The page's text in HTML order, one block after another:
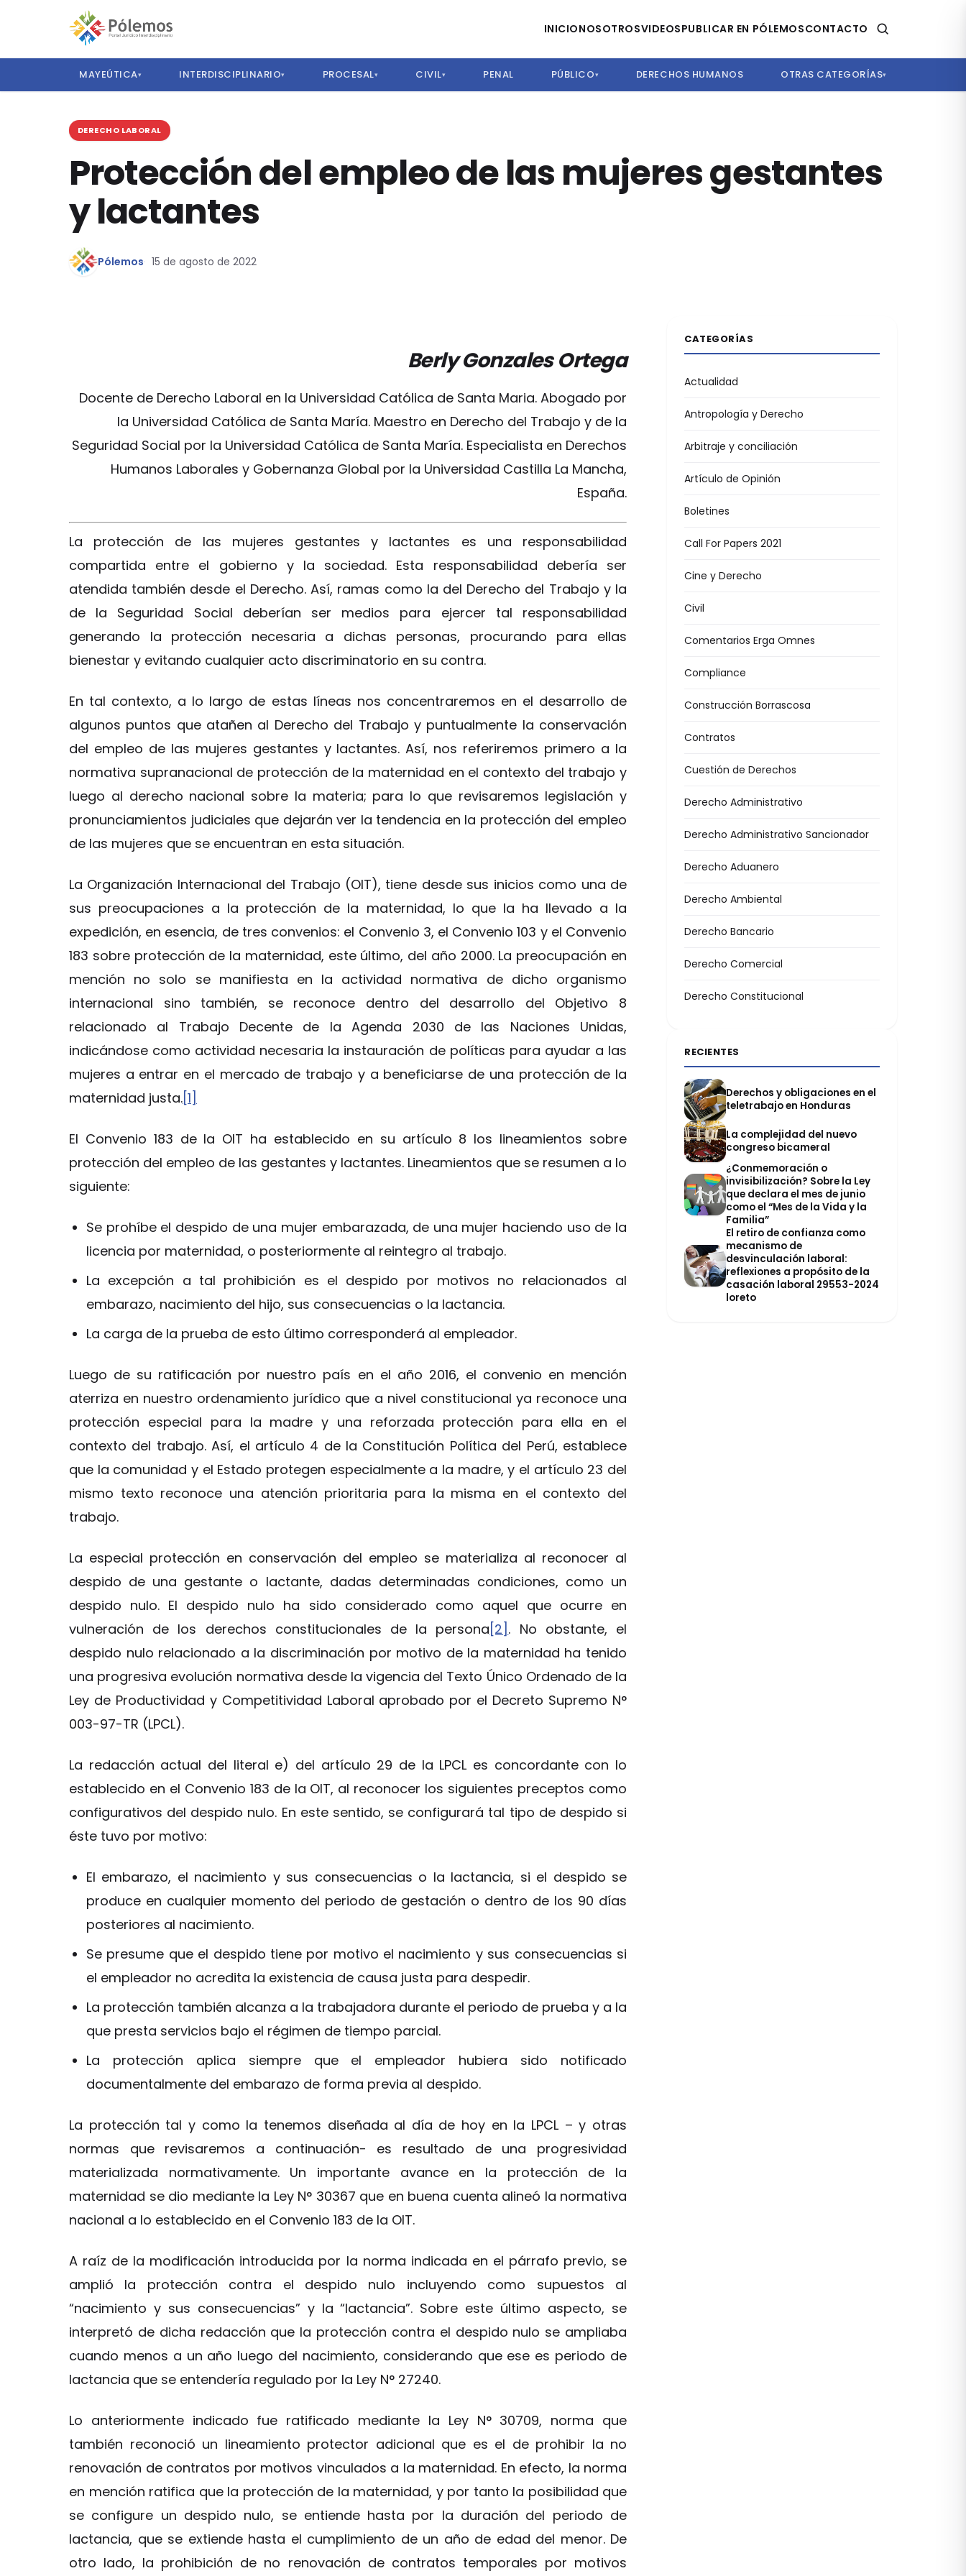
INICIONOSOTROSVIDEOSPUBLICAR EN PÓLEMOSCONTACTO
MAYEÚTICA▾ INTERDISCIPLINARIO▾ PROCESAL▾ CIVIL▾ PENAL PÚBLICO▾ DERECHOS HUMANOS OTRAS CATEGORÍAS▾
DERECHO LABORAL
Protección del empleo de las mujeres gestantes
y lactantes
Pólemos 15 de agosto de 2022
Berly Gonzales Ortega
Docente de Derecho Laboral en la Universidad Católica de Santa Maria. Abogado por
la Universidad Católica de Santa María. Maestro en Derecho del Trabajo y de la
Seguridad Social por la Universidad Católica de Santa María. Especialista en Derechos
Humanos Laborales y Gobernanza Global por la Universidad Castilla La Mancha,
España.
La protección de las mujeres gestantes y lactantes es una responsabilidad
compartida entre el gobierno y la sociedad. Esta responsabilidad debería ser
atendida también desde el Derecho. Así, ramas como la del Derecho del Trabajo y la
de la Seguridad Social deberían ser medios para ejercer tal responsabilidad
generando la protección necesaria a dichas personas, procurando para ellas
bienestar y evitando cualquier acto discriminatorio en su contra.
En tal contexto, a lo largo de estas líneas nos concentraremos en el desarrollo de
algunos puntos que atañen al Derecho del Trabajo y puntualmente la conservación
del empleo de las mujeres gestantes y lactantes. Así, nos referiremos primero a la
normativa supranacional de protección de la maternidad en el contexto del trabajo y
luego al derecho nacional sobre la materia; para lo que revisaremos legislación y
pronunciamientos judiciales que dejarán ver la tendencia en la protección del empleo
de las mujeres que se encuentran en esta situación.
La Organización Internacional del Trabajo (OIT), tiene desde sus inicios como una de
sus preocupaciones a la protección de la maternidad, lo que la ha llevado a la
expedición, en esencia, de tres convenios: el Convenio 3, el Convenio 103 y el Convenio
183 sobre protección de la maternidad, este último, del año 2000. La preocupación en
mención no solo se manifiesta en la actividad normativa de dicho organismo
internacional sino también, se reconoce dentro del desarrollo del Objetivo 8
relacionado al Trabajo Decente de la Agenda 2030 de las Naciones Unidas,
indicándose como actividad necesaria la instauración de políticas para ayudar a las
mujeres a entrar en el mercado de trabajo y a beneficiarse de una protección de la
maternidad justa.[1]
El Convenio 183 de la OIT ha establecido en su artículo 8 los lineamientos sobre
protección del empleo de las gestantes y lactantes. Lineamientos que se resumen a lo
siguiente:
Se prohíbe el despido de una mujer embarazada, de una mujer haciendo uso de la
licencia por maternidad, o posteriormente al reintegro al trabajo.
La excepción a tal prohibición es el despido por motivos no relacionados al
embarazo, nacimiento del hijo, sus consecuencias o la lactancia.
La carga de la prueba de esto último corresponderá al empleador.
Luego de su ratificación por nuestro país en el año 2016, el convenio en mención
aterriza en nuestro ordenamiento jurídico que a nivel constitucional ya reconoce una
protección especial para la madre y una reforzada protección para ella en el
contexto del trabajo. Así, el artículo 4 de la Constitución Política del Perú, establece
que la comunidad y el Estado protegen especialmente a la madre, y el artículo 23 del
mismo texto reconoce una atención prioritaria para la misma en el contexto del
trabajo.
La especial protección en conservación del empleo se materializa al reconocer al
despido de una gestante o lactante, dadas determinadas condiciones, como un
despido nulo. El despido nulo ha sido considerado como aquel que ocurre en
vulneración de los derechos constitucionales de la persona [2] . No obstante, el
despido nulo relacionado a la discriminación por motivo de la maternidad ha tenido
una progresiva evolución normativa desde la vigencia del Texto Único Ordenado de la
Ley de Productividad y Competitividad Laboral aprobado por el Decreto Supremo N°
003-97-TR (LPCL).
La redacción actual del literal e) del artículo 29 de la LPCL es concordante con lo
establecido en el Convenio 183 de la OIT, al reconocer los siguientes preceptos como
configurativos del despido nulo. En este sentido, se configurará tal tipo de despido si
éste tuvo por motivo:
El embarazo, el nacimiento y sus consecuencias o la lactancia, si el despido se
produce en cualquier momento del periodo de gestación o dentro de los 90 días
posteriores al nacimiento.
Se presume que el despido tiene por motivo el nacimiento y sus consecuencias si
el empleador no acredita la existencia de causa justa para despedir.
La protección también alcanza a la trabajadora durante el periodo de prueba y a la
que presta servicios bajo el régimen de tiempo parcial.
La protección aplica siempre que el empleador hubiera sido notificado
documentalmente del embarazo de forma previa al despido.
La protección tal y como la tenemos diseñada al día de hoy en la LPCL – y otras
normas que revisaremos a continuación- es resultado de una progresividad
materializada normativamente. Un importante avance en la protección de la
maternidad se dio mediante la Ley N° 30367 que en buena cuenta alineó la normativa
nacional a lo establecido en el Convenio 183 de la OIT.
A raíz de la modificación introducida por la norma indicada en el párrafo previo, se
amplió la protección contra el despido nulo incluyendo como supuestos al
“nacimiento y sus consecuencias” y la “lactancia”. Sobre este último aspecto, se
interpretó de dicha redacción que la protección contra el despido nulo se ampliaba
cuando menos a un año luego del nacimiento, considerando que ese es periodo de
lactancia que se entendería regulado por la Ley N° 27240.
Lo anteriormente indicado fue ratificado mediante la Ley N° 30709, norma que
también reconoció un lineamiento protector adicional que es el de prohibir la no
renovación de contratos por motivos vinculados a la maternidad. En efecto, la norma
en mención ratifica que la protección de la maternidad, y por tanto la posibilidad que
se configure un despido nulo, se entiende hasta por la duración del periodo de
lactancia, que se extiende hasta el cumplimiento de un año de edad del menor. De
otro lado, la prohibición de no renovación de contratos temporales por motivos
CATEGORÍAS
Actualidad
Antropología y Derecho
Arbitraje y conciliación
Artículo de Opinión
Boletines
Call For Papers 2021
Cine y Derecho
Civil
Comentarios Erga Omnes
Compliance
Construcción Borrascosa
Contratos
Cuestión de Derechos
Derecho Administrativo
Derecho Administrativo Sancionador
Derecho Aduanero
Derecho Ambiental
Derecho Bancario
Derecho Comercial
Derecho Constitucional
RECIENTES
Derechos y obligaciones en el
teletrabajo en Honduras
La complejidad del nuevo
congreso bicameral
¿Conmemoración o
invisibilización? Sobre la Ley
que declara el mes de junio
como el “Mes de la Vida y la
Familia”
El retiro de confianza como
mecanismo de
desvinculación laboral:
reflexiones a propósito de la
casación laboral 29553-2024
loreto